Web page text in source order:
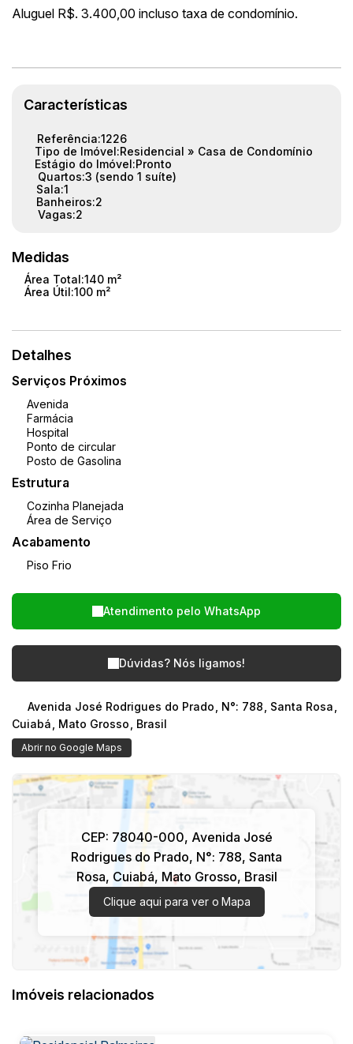
Aluguel R$. 3.400,00 incluso taxa de condomínio.
Características
Referência:1226
Tipo de Imóvel:Residencial » Casa de Condomínio
Estágio do Imóvel:Pronto
Quartos:3 (sendo 1 suíte)
Sala:1
Banheiros:2
Vagas:2
Medidas
Área Total:140 m²
Área Útil:100 m²
Detalhes
Serviços Próximos
Avenida
Farmácia
Hospital
Ponto de circular
Posto de Gasolina
Estrutura
Cozinha Planejada
Área de Serviço
Acabamento
Piso Frio
Atendimento pelo WhatsApp
Dúvidas? Nós ligamos!
Avenida José Rodrigues do Prado N°: 788 Santa Rosa
Cuiabá
Mato Grosso Brasil
Abrir no Google Maps
CEP: 78040-000, Avenida José
Rodrigues do Prado, N°: 788, Santa
Rosa, Cuiabá, Mato Grosso, Brasil
Clique aqui para ver o Mapa
Imóveis relacionados